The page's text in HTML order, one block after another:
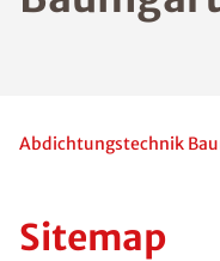
Abdichtungstechnik
Sitemap